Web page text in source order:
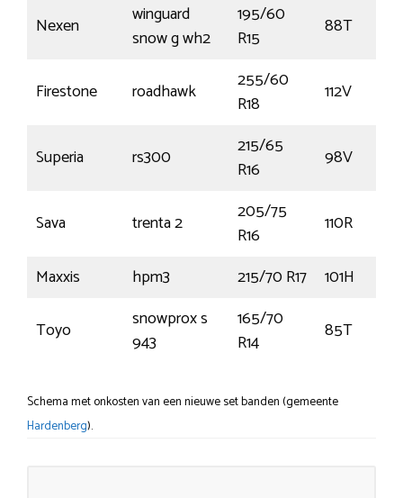
Nexen
winguard
snow g wh2
195/60
R15
88T
Firestone roadhawk
255/60
R18
112V
Superia rs300
215/65
R16
98V
Sava trenta 2
205/75
R16
110R
Maxxis
hpm3 215/70 R17
101H
Toyo
snowprox s
943
165/70
R14
85T
Schema met onkosten van een nieuwe set banden (gemeente
Hardenberg).